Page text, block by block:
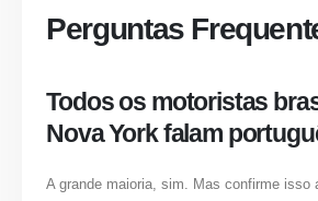
Perguntas
Todos os motoristas
Nova York falam
A grande maioria, sim. Mas confirme isso